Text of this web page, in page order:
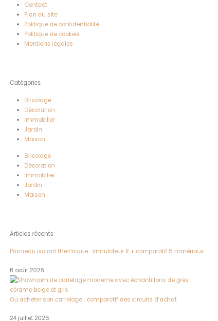
Contact
Plan du site
Politique de confidentialité
Politique de cookies
Mentions légales
Catégories
Bricolage
Décoration
Immobilier
Jardin
Maison
Bricolage
Décoration
Immobilier
Jardin
Maison
Articles récents
Panneau isolant thermique : simulateur R + comparatif 5 matériaux
6 août 2026
Où acheter son carrelage : comparatif des circuits d’achat
24 juillet 2026